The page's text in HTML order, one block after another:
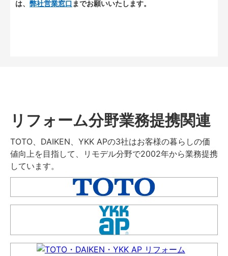
は、 弊社営業窓口 までお願いいたします。
リフォーム分野業務提携関連
TOTO、DAIKEN、YKK APの3社はお客様の暮らしの価
値向上を目指して、リモデル分野で2002年から業務提携
しています。